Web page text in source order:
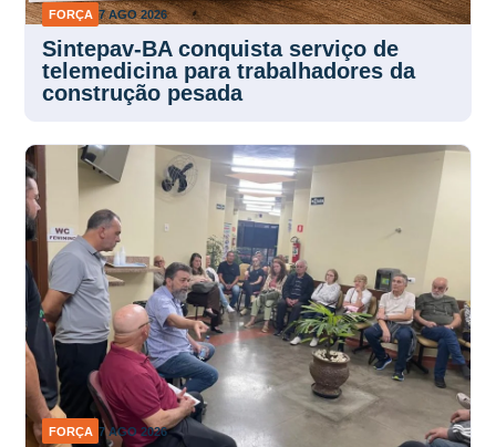
FORÇA 7 AGO 2026
Sintepav-BA conquista serviço de
telemedicina para trabalhadores da
construção pesada
FORÇA 7 AGO 2026